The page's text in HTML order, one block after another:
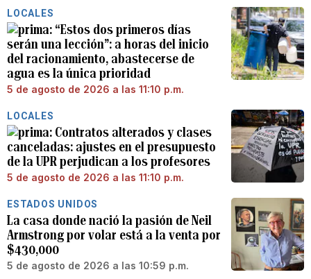
LOCALES
“Estos dos primeros días
serán una lección”: a horas del inicio
del racionamiento, abastecerse de
agua es la única prioridad
5 de agosto de 2026 a las 11:10 p.m.
LOCALES
Contratos alterados y clases
canceladas: ajustes en el presupuesto
de la UPR perjudican a los profesores
5 de agosto de 2026 a las 11:10 p.m.
ESTADOS UNIDOS
La casa donde nació la pasión de Neil
Armstrong por volar está a la venta por
$430,000
5 de agosto de 2026 a las 10:59 p.m.